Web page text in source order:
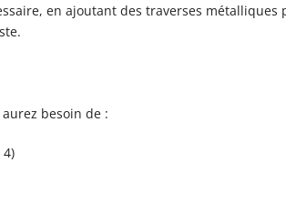
en ajoutant des traverses métalliques
besoin de :